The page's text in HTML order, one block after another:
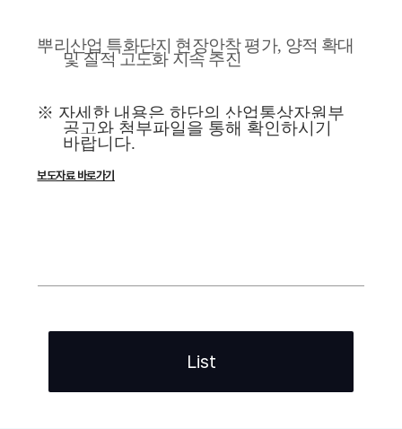
뿌리산업 특화단지 현장안착 평가, 양적 확대
및 질적 고도화 지속 추진
※ 자세한 내용은 하단의 산업통상자원부
공고와 첨부파일을 통해 확인하시기
바랍니다.
보도자료 바로가기
List